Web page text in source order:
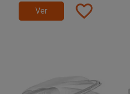
Ver favorite_border